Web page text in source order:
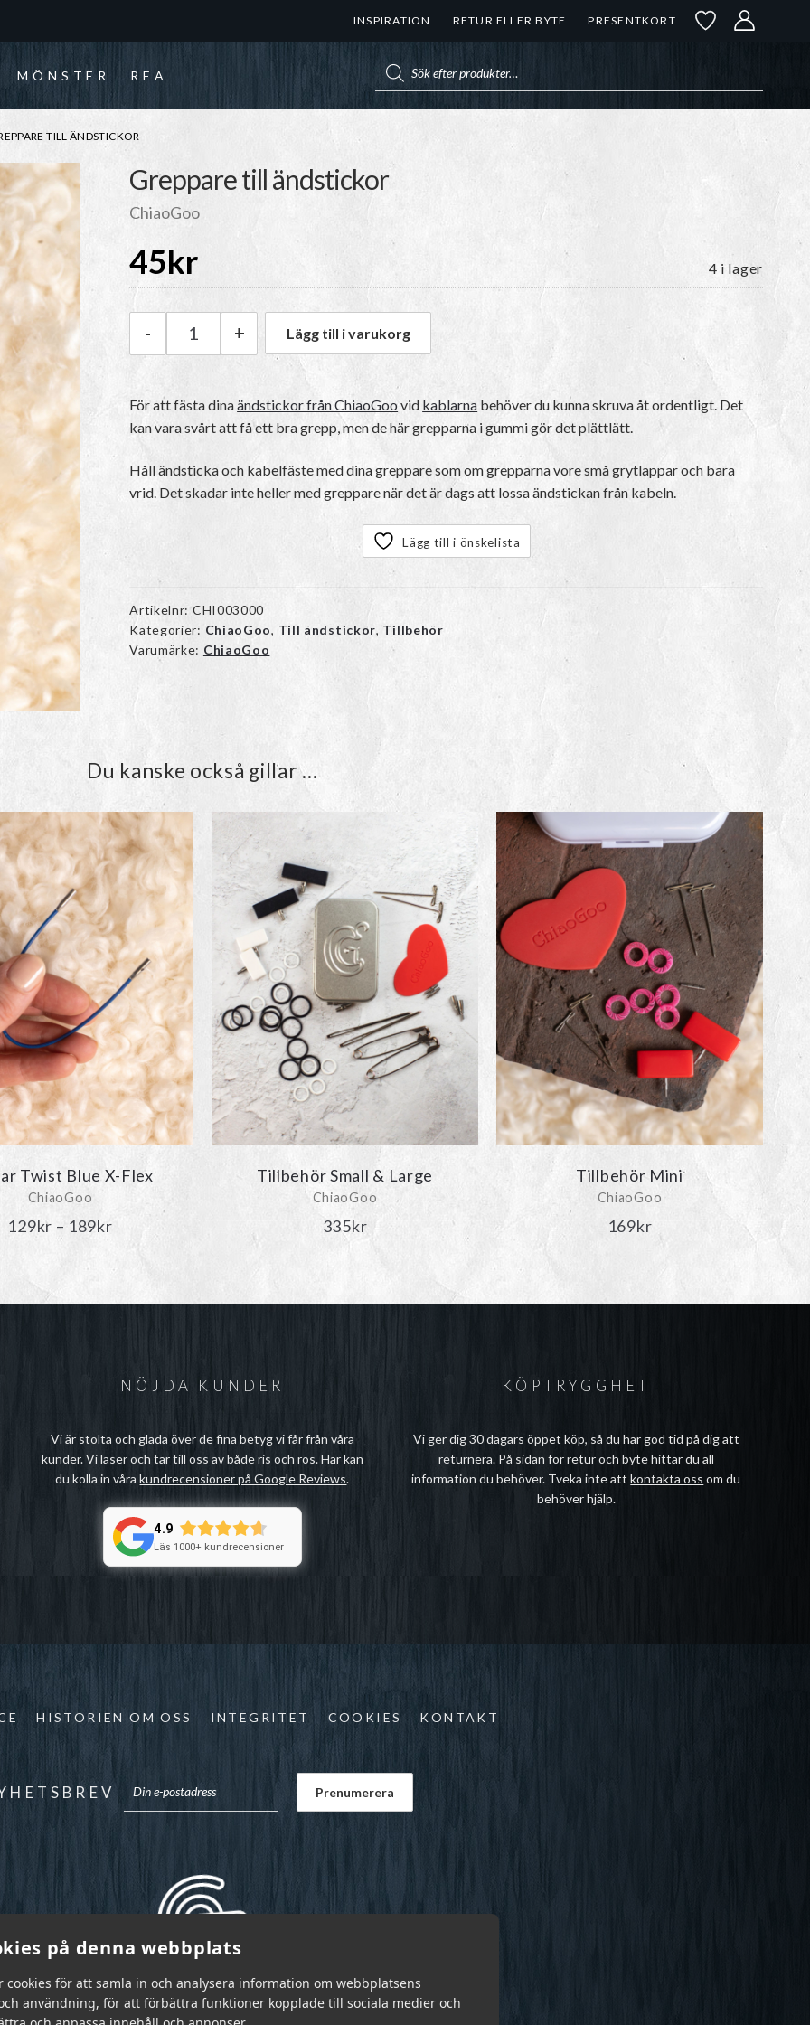
på denna webbplats
cookies för att samla in och analysera information om webbplatsens
användning, för att förbättra funktioner kopplade till sociala medier och
INSPIRATION RETUR ELLER BYTE PRESENTKORT
MÖNSTER REA
TILL ÄNDSTICKOR
Greppare till ändstickor
ChiaoGoo
45kr 4 i lager
ChiaoGoo Greppare till ändstickor mängd
- + Lägg till i varukorg
För att fästa dinaändstickor från ChiaoGoovid kablarna behöver du kunna skruva åt ordentligt. Det
kan vara svårt att få ett bra grepp, men de här grepparna i gummi gör det plättlätt.
Håll ändsticka och kabelfäste med dina greppare som om grepparna vore små grytlappar och bara
vrid. Det skadar inte heller med greppare när det är dags att lossa ändstickan från kabeln.
Lägg till i önskelista
Artikelnr: CHI003000
Kategorier: ChiaoGoo, Till ändstickor, Tillbehör
Varumärke: ChiaoGoo
Du kanske också gillar …
Twist Blue X-Flex
ChiaoGoo
129kr – 189krPrisintervall:
129kr
189kr
Den
här
produkten
har
flera
varianter.
De
olika
alternativen
kan
väljas
på
produktsidan
Tillbehör Small & Large
ChiaoGoo
335kr
Tillbehör Mini
ChiaoGoo
169kr
NÖJDA KUNDER
Vi är stolta och glada över de fina betyg vi får från våra
kunder. Vi läser och tar till oss av både ris och ros. Här kan
du kolla in vårakundrecensioner på Google Reviews.
4.9
Läs 1000+ kundrecensioner
KÖPTRYGGHET
Vi ger dig 30 dagars öppet köp, så du har god tid på dig att
returnera. På sidan förretur och bytehittar du all
information du behöver. Tveka inte attkontakta oss om du
behöver hjälp.
HISTORIEN OM OSS INTEGRITET COOKIES KONTAKT